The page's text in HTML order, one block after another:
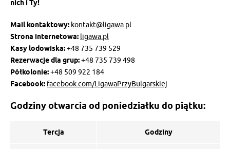
nich i Ty!
Mail kontaktowy: kontakt@ligawa.pl
Strona internetowa: ligawa.pl
Kasy lodowiska:+48 735 739 529
Rezerwacje dla grup:+48 735 739 498
Półkolonie:+48 509 922 184
Facebook: facebook.com/LigawaPrzyBulgarskiej
Godziny otwarcia od poniedziałku do piątku:
Tercja Godziny